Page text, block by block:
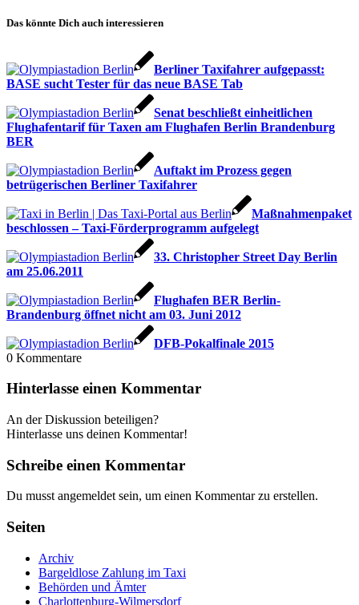
Das könnte Dich auch interessieren
Berliner Taxifahrer aufgepasst:
BASE sucht Tester für das neue BASE Tab
Senat beschließt einheitlichen
Flughafentarif für Taxen am Flughafen Berlin Brandenburg
BER
Auftakt im Prozess gegen
betrügerischen Berliner Taxifahrer
Maßnahmenpaket
beschlossen – Taxi-Förderprogramm aufgelegt
33. Christopher Street Day Berlin
am 25.06.2011
Flughafen BER Berlin-
Brandenburg öffnet nicht am 03. Juni 2012
DFB-Pokalfinale 2015
0 Kommentare
Hinterlasse einen Kommentar
An der Diskussion beteiligen?
Hinterlasse uns deinen Kommentar!
Schreibe einen Kommentar
Du musst angemeldet sein, um einen Kommentar zu erstellen.
Seiten
Archiv
Bargeldlose Zahlung im Taxi
Behörden und Ämter
Charlottenburg-Wilmersdorf